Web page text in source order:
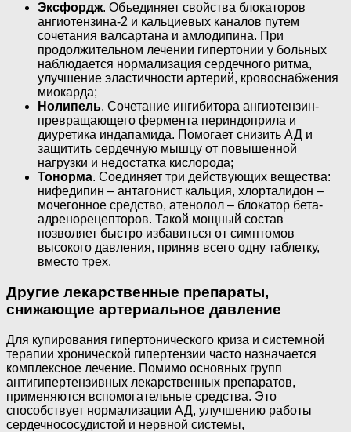
Эксфордж. Объединяет свойства блокаторов
ангиотензина-2 и кальциевых каналов путем
сочетания валсартана и амлодипина. При
продолжительном лечении гипертонии у больных
наблюдается нормализация сердечного ритма,
улучшение эластичности артерий, кровоснабжения
миокарда;
Нолипель. Сочетание ингибитора ангиотензин-
превращающего фермента периндоприла и
диуретика индапамида. Помогает снизить АД и
защитить сердечную мышцу от повышенной
нагрузки и недостатка кислорода;
Тонорма. Соединяет три действующих вещества:
нифедипин – антагонист кальция, хлорталидон –
мочегонное средство, атенолол – блокатор бета-
адренорецепторов. Такой мощный состав
позволяет быстро избавиться от симптомов
высокого давления, приняв всего одну таблетку,
вместо трех.
Другие лекарственные препараты,
снижающие артериальное давление
Для купирования гипертонического криза и системной
терапии хронической гипертензии часто назначается
комплексное лечение. Помимо основных групп
антигипертензивных лекарственных препаратов,
применяются вспомогательные средства. Это
способствует нормализации АД, улучшению работы
сердечнососудистой и нервной системы,